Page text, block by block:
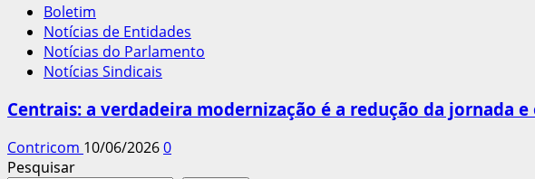
Boletim
Notícias de Entidades
Notícias do Parlamento
Notícias Sindicais
Centrais: a verdadeira modernização é a redução da jornada e
Contricom 10/06/20260
Pesquisar